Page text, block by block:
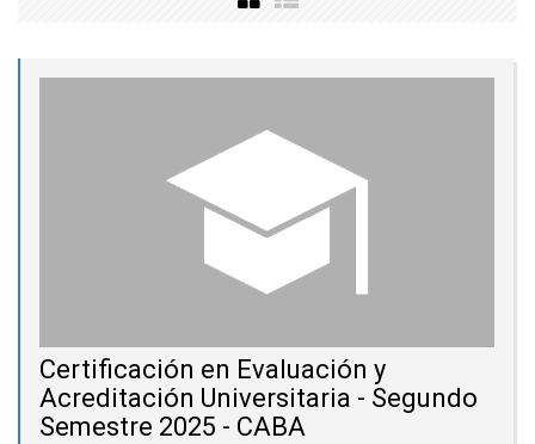
Certificación en Evaluación y
Acreditación Universitaria - Segundo
Semestre 2025 - CABA